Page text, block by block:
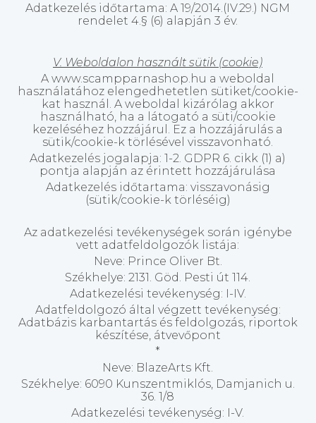
Adatkezelés időtartama: A 19/2014.(IV.29.) NGM
rendelet 4.§ (6) alapján 3 év.
V. Weboldalon használt sütik (cookie)
A www.scampparnashop.hu a weboldal
használatához elengedhetetlen sütiket/cookie-
kat használ. A weboldal kizárólag akkor
használható, ha a látogató a süti/cookie
kezeléséhez hozzájárul. Ez a hozzájárulás a
sütik/cookie-k törlésével visszavonható.
Adatkezelés jogalapja: 1-2. GDPR 6. cikk (1) a)
pontja alapján az érintett hozzájárulása
Adatkezelés időtartama: visszavonásig
(sütik/cookie-k törléséig)
Az adatkezelési tevékenységek során igénybe
vett adatfeldolgozók listája:
Neve: Prince Oliver Bt.
Székhelye: 2131. Göd. Pesti út 114.
Adatkezelési tevékenység: I-IV.
Adatfeldolgozó által végzett tevékenység:
Adatbázis karbantartás és feldolgozás, riportok
készítése, átvevőpont
*
Neve: BlazeArts Kft.
Székhelye: 6090 Kunszentmiklós, Damjanich u.
36. 1/8
Adatkezelési tevékenység: I-V.